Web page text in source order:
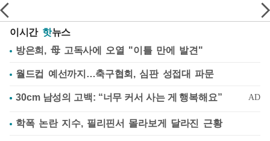
이시간 핫뉴스
방은희, 母 고독사에 오열 "이틀 만에 발견"
월드컵 예선까지…축구협회, 심판 성접대 파문
학폭 논란 지수, 필리핀서 몰라보게 달라진 근황